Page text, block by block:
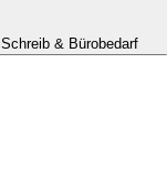
Schreib & Bürobedarf